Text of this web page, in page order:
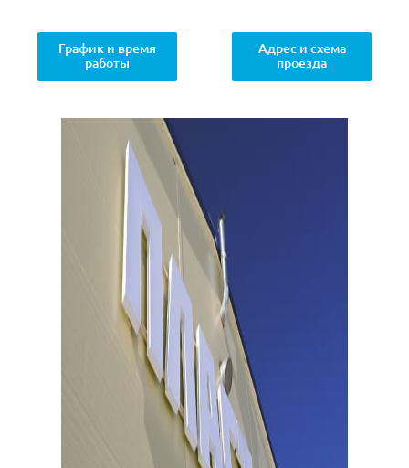
График и время
работы
Адрес и схема
проезда